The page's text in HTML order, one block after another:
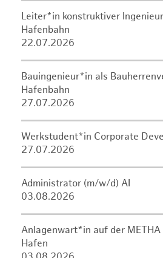
Leiter*in konstruktiver
Hafenbahn
22.07.2026
Bauingenieur*in als
Hafenbahn
27.07.2026
Werkstudent*in Corporate
27.07.2026
Administrator (m/w/d) AI
03.08.2026
Anlagenwart*in auf der METHA
Hafen